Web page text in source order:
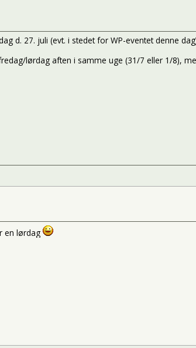
d. 27. juli (evt. i stedet for WP-eventet denne
lørdag aften i samme uge (31/7 eller 1/8),
en lørdag